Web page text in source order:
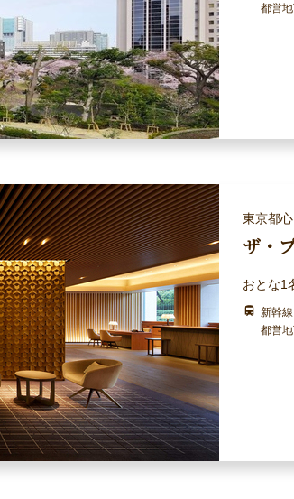
都営
東京都
ザ・
おとな1
新幹
都営